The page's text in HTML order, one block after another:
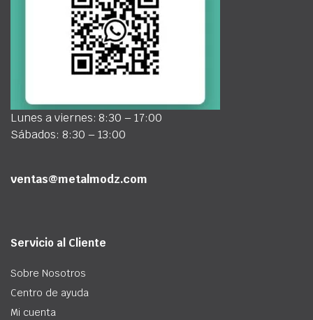
Lunes a viernes: 8:30 – 17:00
Sábados: 8:30 – 13:00
ventas@metalmodz.com
Servicio al Cliente
Sobre Nosotros
Centro de ayuda
Mi cuenta